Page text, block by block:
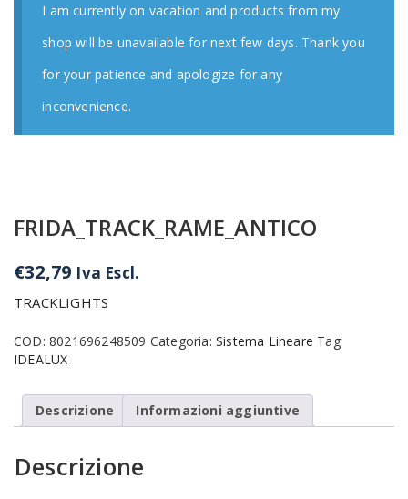
I am currently on vacation and products from my
shop will be unavailable for next few days. Thank you
for your patience and apologize for any
inconvenience.
FRIDA_TRACK_RAME_ANTICO
€32,79 Iva Escl.
TRACKLIGHTS
COD: 8021696248509 Categoria:Sistema Lineare Tag:
IDEALUX
Descrizione Informazioni aggiuntive
Descrizione